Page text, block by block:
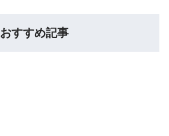
おすすめ記事